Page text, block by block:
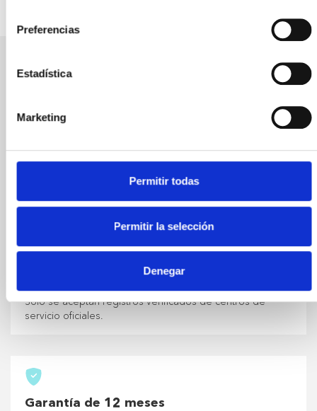
Preferencias
Estadística
Marketing
Permitir todas
Permitir la selección
Denegar
GrupNordest
Cada vehículo de nuestra colección se somete a un
riguroso proceso de selección en nuestros talleres
especializados de Girona y Olot. No solo vendemos
coches; cultivamos la excelencia en ingeniería.
Historial de servicio completo
Solo se aceptan registros verificados de centros de
servicio oficiales.
Garantía de 12 meses